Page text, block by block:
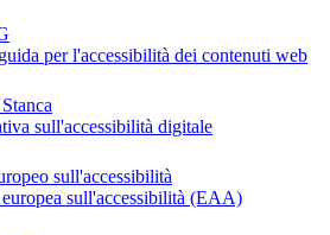
per l'accessibilità dei contenuti web
sull'accessibilità digitale
sull'accessibilità
sull'accessibilità (EAA)